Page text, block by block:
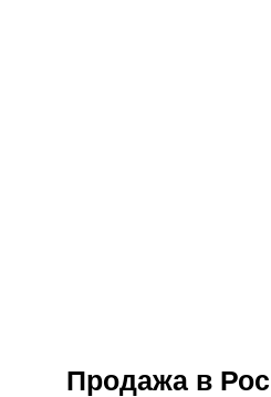
Продажа в